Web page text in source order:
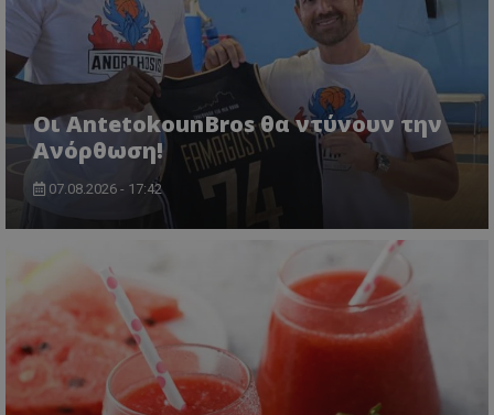
Οι AntetokounBros θα ντύνουν την
Ανόρθωση!
07.08.2026 - 17:42